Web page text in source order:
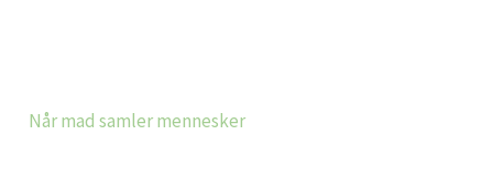
Når mad samler mennesker